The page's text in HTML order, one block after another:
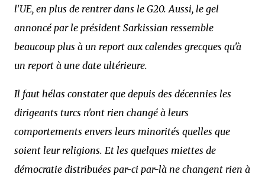
l'UE, en plus de rentrer dans le G20. Aussi, le gel
annoncé par le président Sarkissian ressemble
beaucoup plus à un report aux calendes grecques qu'à
un report à une date ultérieure.
Il faut hélas constater que depuis des décennies les
dirigeants turcs n'ont rien changé à leurs
comportements envers leurs minorités quelles que
soient leur religions. Et les quelques miettes de
démocratie distribuées par-ci par-là ne changent rien à